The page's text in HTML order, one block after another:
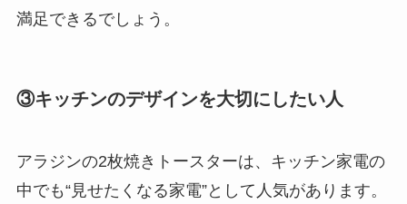
満足できるでしょう。
③キッチンのデザインを大切にしたい人
アラジンの2枚焼きトースターは、キッチン家電の
中でも“見せたくなる家電”として人気があります。